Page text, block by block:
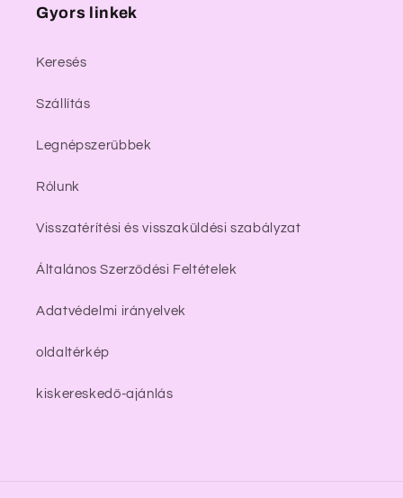
Gyors linkek
Keresés
Szállítás
Legnépszerűbbek
Rólunk
Visszatérítési és visszaküldési szabályzat
Általános Szerződési Feltételek
Adatvédelmi irányelvek
oldaltérkép
kiskereskedő-ajánlás